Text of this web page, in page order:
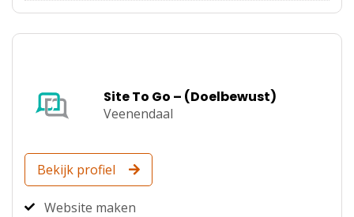
Site To Go – (Doelbewust)
Veenendaal
Bekijk profiel
Website maken